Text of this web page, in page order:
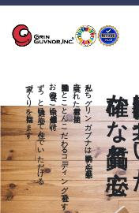
自
確かな品質と安心
私たちグリンガブナは科学的に安心と効果を
実証された素材を使用し、
施工効果にとことんこだわるコーディング会社です。
お客様のご自宅に付加価値を付け、
ずっと快適に安心して住んでいただける
家づくりを目指します。